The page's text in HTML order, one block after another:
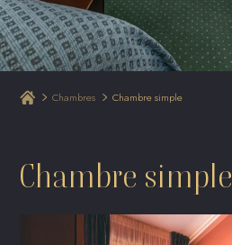
Chambres Chambre simple
Chambre simple